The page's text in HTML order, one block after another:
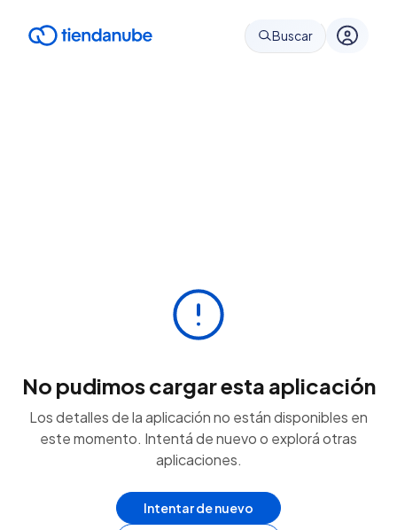
Buscar
No pudimos cargar esta aplicación
Los detalles de la aplicación no están disponibles en
este momento. Intentá de nuevo o explorá otras
aplicaciones.
Intentar de nuevo